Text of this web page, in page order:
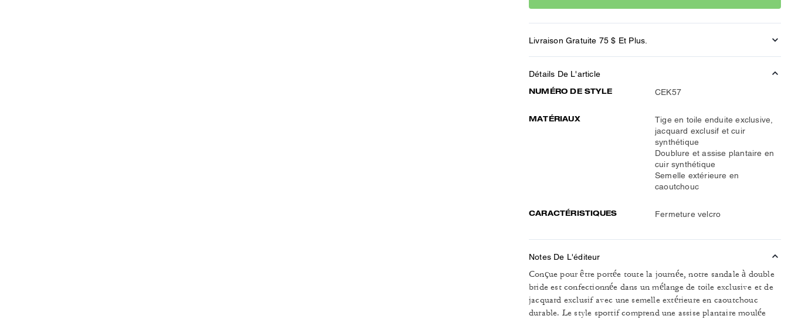
Livraison Gratuite 75 $ Et Plus.
Détails De L'article
NUMÉRO DE STYLE CEK57
MATÉRIAUX
Tige en toile enduite exclusive,
jacquard exclusif et cuir
synthétique
Doublure et assise plantaire en
cuir synthétique
Semelle extérieure en
caoutchouc
CARACTÉRISTIQUES Fermeture velcro
Notes De L'éditeur
Conçue pour être portée toute la journée, notre sandale à double
bride est confectionnée dans un mélange de toile exclusive et de
jacquard exclusif avec une semelle extérieure en caoutchouc
durable. Le style sportif comprend une assise plantaire moulée